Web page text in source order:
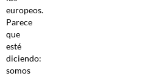
europeos.
Parece
que
esté
diciendo:
somos